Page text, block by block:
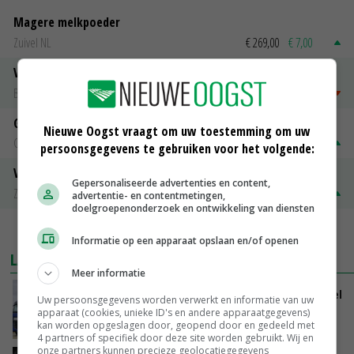
Magere melkpoeder
Zuivel NL
€ 269,00 € 7,00
Vleeskuikens 2001-2600 gr
Barneveld
€ 1,09
Gerst
Groningen
€ 197,00 € 2,00
Volle melkpoeder
Zuivel NL
€ 345,00
LAATSTE NIEUWS
ForFarmers groeit verder en ziet marktaandeel
toenemen
VANDAAG, 07:43
Nieuwe Oogst vraagt om uw toestemming om uw
persoonsgegevens te gebruiken voor het volgende:
Gepersonaliseerde advertenties en content,
advertentie- en contentmetingen,
doelgroepenonderzoek en ontwikkeling van diensten
Informatie op een apparaat opslaan en/of openen
Meer informatie
Uw persoonsgegevens worden verwerkt en informatie van uw
apparaat (cookies, unieke ID's en andere apparaatgegevens)
kan worden opgeslagen door, geopend door en gedeeld met
4 partners of specifiek door deze site worden gebruikt. Wij en
onze partners kunnen precieze geolocatiegegevens